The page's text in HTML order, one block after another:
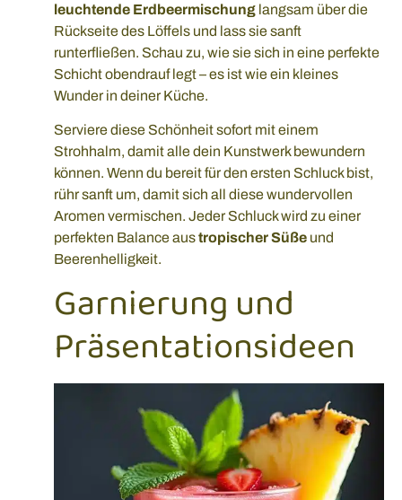
leuchtende Erdbeermischung langsam über die
Rückseite des Löffels und lass sie sanft
runterfließen. Schau zu, wie sie sich in eine perfekte
Schicht obendrauf legt – es ist wie ein kleines
Wunder in deiner Küche.
Serviere diese Schönheit sofort mit einem
Strohhalm, damit alle dein Kunstwerk bewundern
können. Wenn du bereit für den ersten Schluck bist,
rühr sanft um, damit sich all diese wundervollen
Aromen vermischen. Jeder Schluck wird zu einer
perfekten Balance austropischer Süße und
Beerenhelligkeit.
Garnierung und
Präsentationsideen